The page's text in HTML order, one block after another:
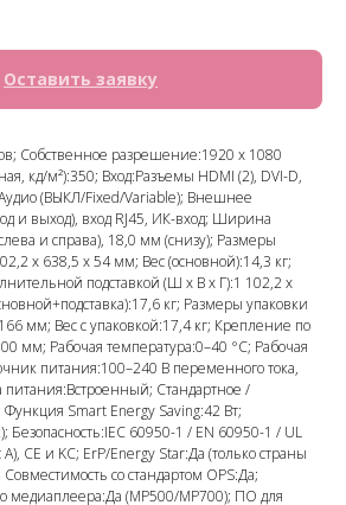
Оставить заявку
Собственное разрешение:1920 x 1080
кд/м²):350; Вход:Разъемы HDMI (2), DVI-D,
(ВЫКЛ/Fixed/Variable); Внешнее
и выход), вход RJ45, ИК-вход; Ширина
и справа), 18,0 мм (снизу); Размеры
x 638,5 x 54 мм; Вес (основной):14,3 кг;
подставкой (Ш x В x Г):1 102,2 x
кг; Размеры упаковки
мм; Вес с упаковкой:17,4 кг; Крепление по
мм; Рабочая температура:0–40 °C; Рабочая
питания:100–240 В переменного тока,
Стандартное /
Smart Energy Saving:42 Вт;
Безопасность:IEC 60950-1 / EN 60950-1 / UL
A), CE и KC; ErP/Energy Star:Да (только страны
со стандартом OPS:Да;
(MP500/MP700); ПО для